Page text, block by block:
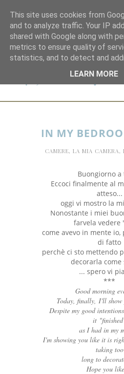
IN MY
CAMERE, LA MIA CAMERA,
Buongiorno
Eccoci finalmente al
atteso...
oggi vi mostro la
Nonostante i miei
farvela vedere
come avevo in mente
di fatto
perchè ci sto mettendo
decorarla come
... spero vi
***
Good morning
Today, finally, I'll show
Despite my good
it
as I had in my
I'm showing you like it is
taking too
long to
Hope you
This site uses cookies from
and to analyze traffic. Your IP
shared with Google along with
metrics to ensure quality of
statistics, and to detect and
LEARN MORE